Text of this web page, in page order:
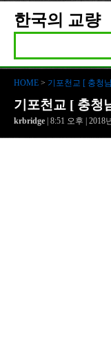
한국의 교량
HOME > 기포천교 [ 충청
기포천교 [ 충청
krbridge | 8:51 오후 | 2018